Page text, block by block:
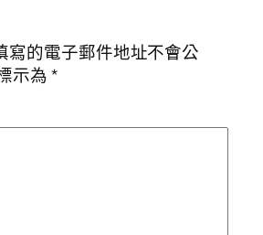
寫的電子郵件地址不會公
示為*